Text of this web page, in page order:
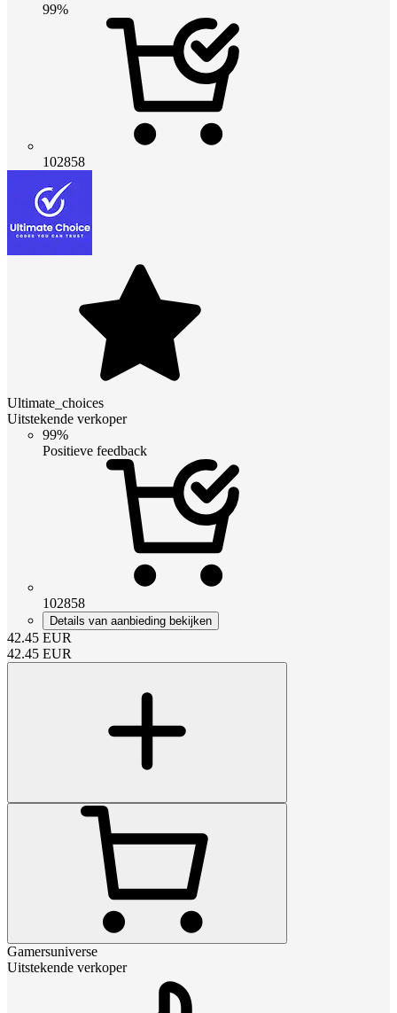
99%
102858
Ultimate_choices
Uitstekende verkoper
99%
Positieve feedback
102858
Details van aanbieding bekijken
42.45 EUR
42.45 EUR
Gamersuniverse
Uitstekende verkoper